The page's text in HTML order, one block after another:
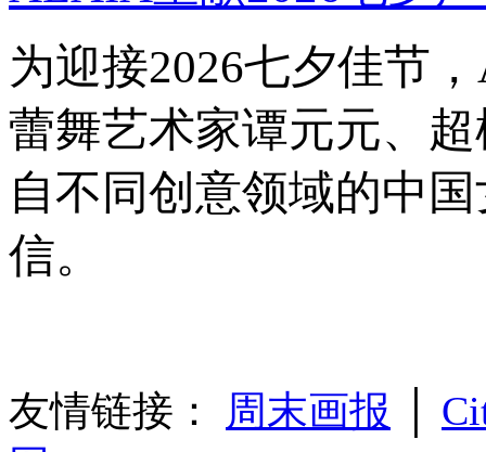
为迎接2026七夕佳节
蕾舞艺术家谭元元、
自不同创意领域的中
信。
友情链接： 周末画报